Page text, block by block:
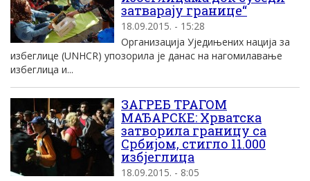
затварају границе“
18.09.2015. - 15:28
Организација Уједињених нација за
избеглице (UNHCR) упозорила је данас на нагомилавање
избеглица и...
ЗАГРЕБ ТРАГОМ
МАЂАРСКЕ: Хрватска
затворила границу са
Србијом, стигло 11.000
избјеглица
18.09.2015. - 8:05